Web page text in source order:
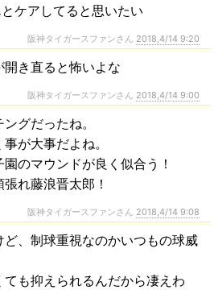
ケアしてると思いたい
阪神タイガースファンさん 2018,4/14 9:20
開き直ると怖いよな
阪神タイガースファンさん 2018,4/14 9:00
グだったね。
が大事だよね。
のマウンドが良く似合う！
れ藤浪晋太郎！
阪神タイガースファンさん 2018,4/14 9:08
ど、制球重視なのかいつもの球威
も抑えられるんだから凄えわ